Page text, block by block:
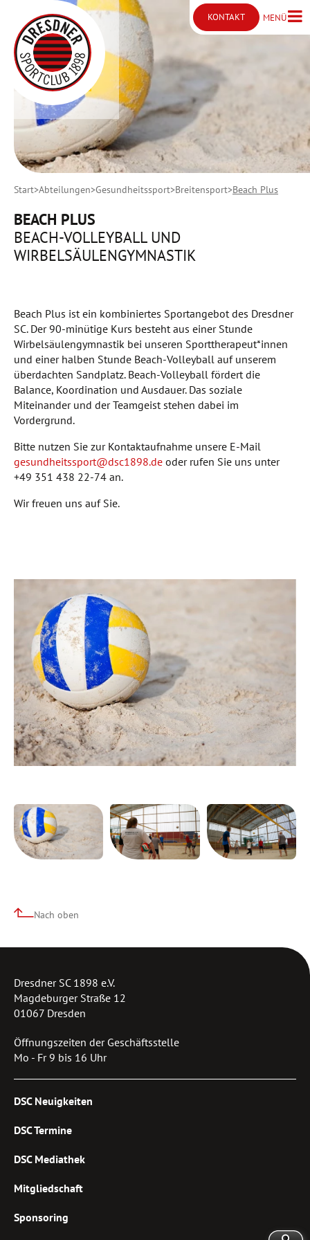
KONTAKT
Kontakt öffnen
MENÜMenü
Start Abteilungen Gesundheitssport Breitensport Beach Plus
BEACH PLUS
BEACH-VOLLEYBALL UND
WIRBELSÄULENGYMNASTIK
Beach Plus ist ein kombiniertes Sportangebot des Dresdner
SC. Der 90-minütige Kurs besteht aus einer Stunde
Wirbelsäulengymnastik bei unseren Sporttherapeut*innen
und einer halben Stunde Beach-Volleyball auf unserem
überdachten Sandplatz. Beach-Volleyball fördert die
Balance, Koordination und Ausdauer. Das soziale
Miteinander und der Teamgeist stehen dabei im
Vordergrund.
Bitte nutzen Sie zur Kontaktaufnahme unsere E-Mail
gesundheitssport@dsc1898.de oder rufen Sie uns unter
+49 351 438 22-74 an.
Wir freuen uns auf Sie.
Nach oben
Dresdner SC 1898 e.V.
Magdeburger Straße 12
01067 Dresden
Öffnungszeiten der Geschäftsstelle
Mo - Fr 9 bis 16 Uhr
DSC Neuigkeiten
DSC Termine
DSC Mediathek
Mitgliedschaft
Sponsoring